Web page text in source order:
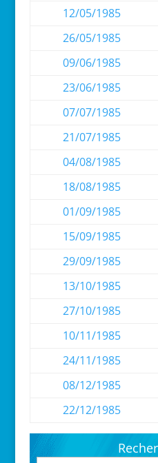
12/05/1985
26/05/1985
09/06/1985
23/06/1985
07/07/1985
21/07/1985
04/08/1985
18/08/1985
01/09/1985
15/09/1985
29/09/1985
13/10/1985
27/10/1985
10/11/1985
24/11/1985
08/12/1985
22/12/1985